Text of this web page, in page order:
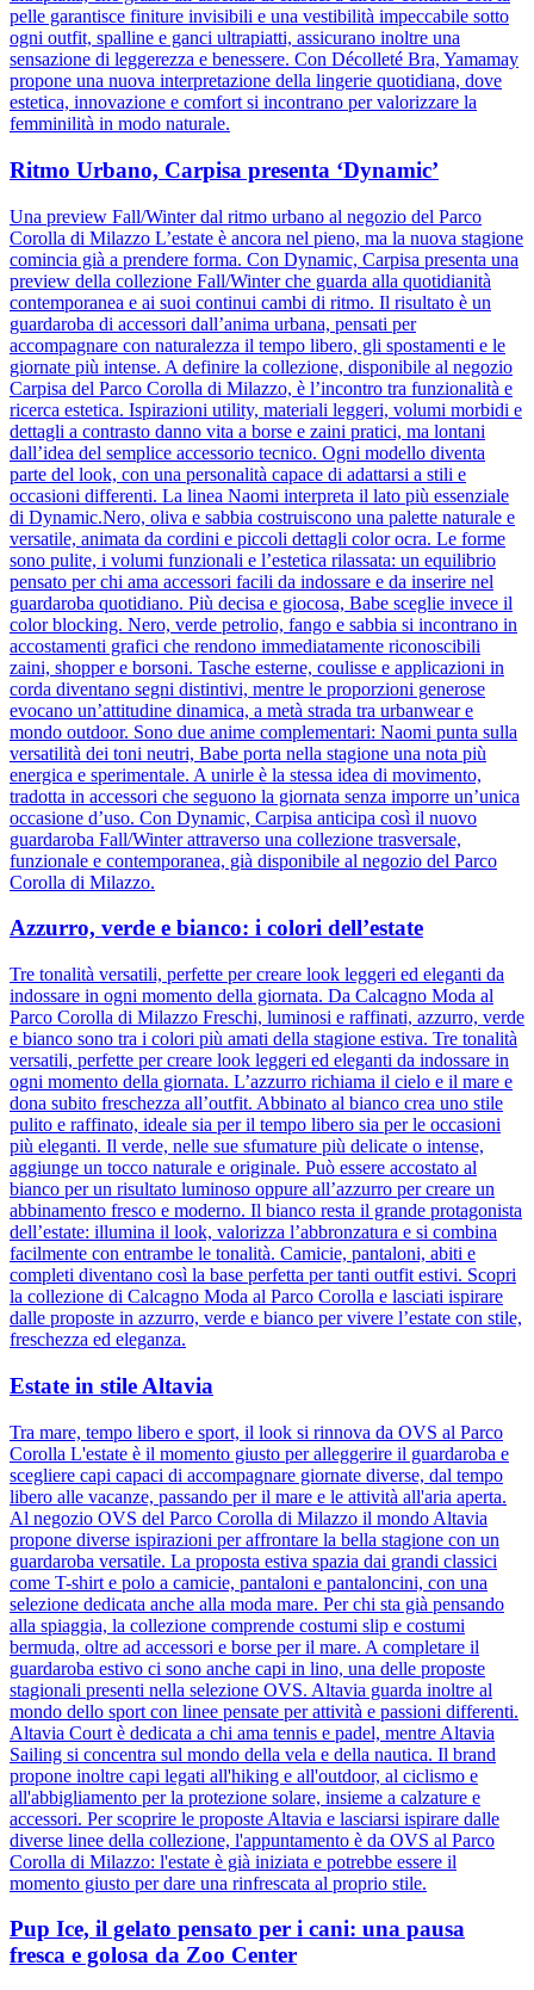
pelle garantisce finiture invisibili e una vestibilità impeccabile sotto
ogni outfit, spalline e ganci ultrapiatti, assicurano inoltre una
sensazione di leggerezza e benessere. Con Décolleté Bra, Yamamay
propone una nuova interpretazione della lingerie quotidiana, dove
estetica, innovazione e comfort si incontrano per valorizzare la
femminilità in modo naturale.
Ritmo Urbano, Carpisa presenta ‘Dynamic’
Una preview Fall/Winter dal ritmo urbano al negozio del Parco
Corolla di Milazzo L’estate è ancora nel pieno, ma la nuova stagione
comincia già a prendere forma. Con Dynamic, Carpisa presenta una
preview della collezione Fall/Winter che guarda alla quotidianità
contemporanea e ai suoi continui cambi di ritmo. Il risultato è un
guardaroba di accessori dall’anima urbana, pensati per
accompagnare con naturalezza il tempo libero, gli spostamenti e le
giornate più intense. A definire la collezione, disponibile al negozio
Carpisa del Parco Corolla di Milazzo, è l’incontro tra funzionalità e
ricerca estetica. Ispirazioni utility, materiali leggeri, volumi morbidi e
dettagli a contrasto danno vita a borse e zaini pratici, ma lontani
dall’idea del semplice accessorio tecnico. Ogni modello diventa
parte del look, con una personalità capace di adattarsi a stili e
occasioni differenti. La linea Naomi interpreta il lato più essenziale
di Dynamic.Nero, oliva e sabbia costruiscono una palette naturale e
versatile, animata da cordini e piccoli dettagli color ocra. Le forme
sono pulite, i volumi funzionali e l’estetica rilassata: un equilibrio
pensato per chi ama accessori facili da indossare e da inserire nel
guardaroba quotidiano. Più decisa e giocosa, Babe sceglie invece il
color blocking. Nero, verde petrolio, fango e sabbia si incontrano in
accostamenti grafici che rendono immediatamente riconoscibili
zaini, shopper e borsoni. Tasche esterne, coulisse e applicazioni in
corda diventano segni distintivi, mentre le proporzioni generose
evocano un’attitudine dinamica, a metà strada tra urbanwear e
mondo outdoor. Sono due anime complementari: Naomi punta sulla
versatilità dei toni neutri, Babe porta nella stagione una nota più
energica e sperimentale. A unirle è la stessa idea di movimento,
tradotta in accessori che seguono la giornata senza imporre un’unica
occasione d’uso. Con Dynamic, Carpisa anticipa così il nuovo
guardaroba Fall/Winter attraverso una collezione trasversale,
funzionale e contemporanea, già disponibile al negozio del Parco
Corolla di Milazzo.
Azzurro, verde e bianco: i colori dell’estate
Tre tonalità versatili, perfette per creare look leggeri ed eleganti da
indossare in ogni momento della giornata. Da Calcagno Moda al
Parco Corolla di Milazzo Freschi, luminosi e raffinati, azzurro, verde
e bianco sono tra i colori più amati della stagione estiva. Tre tonalità
versatili, perfette per creare look leggeri ed eleganti da indossare in
ogni momento della giornata. L’azzurro richiama il cielo e il mare e
dona subito freschezza all’outfit. Abbinato al bianco crea uno stile
pulito e raffinato, ideale sia per il tempo libero sia per le occasioni
più eleganti. Il verde, nelle sue sfumature più delicate o intense,
aggiunge un tocco naturale e originale. Può essere accostato al
bianco per un risultato luminoso oppure all’azzurro per creare un
abbinamento fresco e moderno. Il bianco resta il grande protagonista
dell’estate: illumina il look, valorizza l’abbronzatura e si combina
facilmente con entrambe le tonalità. Camicie, pantaloni, abiti e
completi diventano così la base perfetta per tanti outfit estivi. Scopri
la collezione di Calcagno Moda al Parco Corolla e lasciati ispirare
dalle proposte in azzurro, verde e bianco per vivere l’estate con stile,
freschezza ed eleganza.
Estate in stile Altavia
Tra mare, tempo libero e sport, il look si rinnova da OVS al Parco
Corolla L'estate è il momento giusto per alleggerire il guardaroba e
scegliere capi capaci di accompagnare giornate diverse, dal tempo
libero alle vacanze, passando per il mare e le attività all'aria aperta.
Al negozio OVS del Parco Corolla di Milazzo il mondo Altavia
propone diverse ispirazioni per affrontare la bella stagione con un
guardaroba versatile. La proposta estiva spazia dai grandi classici
come T-shirt e polo a camicie, pantaloni e pantaloncini, con una
selezione dedicata anche alla moda mare. Per chi sta già pensando
alla spiaggia, la collezione comprende costumi slip e costumi
bermuda, oltre ad accessori e borse per il mare. A completare il
guardaroba estivo ci sono anche capi in lino, una delle proposte
stagionali presenti nella selezione OVS. Altavia guarda inoltre al
mondo dello sport con linee pensate per attività e passioni differenti.
Altavia Court è dedicata a chi ama tennis e padel, mentre Altavia
Sailing si concentra sul mondo della vela e della nautica. Il brand
propone inoltre capi legati all'hiking e all'outdoor, al ciclismo e
all'abbigliamento per la protezione solare, insieme a calzature e
accessori. Per scoprire le proposte Altavia e lasciarsi ispirare dalle
diverse linee della collezione, l'appuntamento è da OVS al Parco
Corolla di Milazzo: l'estate è già iniziata e potrebbe essere il
momento giusto per dare una rinfrescata al proprio stile.
Pup Ice, il gelato pensato per i cani: una pausa
fresca e golosa da Zoo Center